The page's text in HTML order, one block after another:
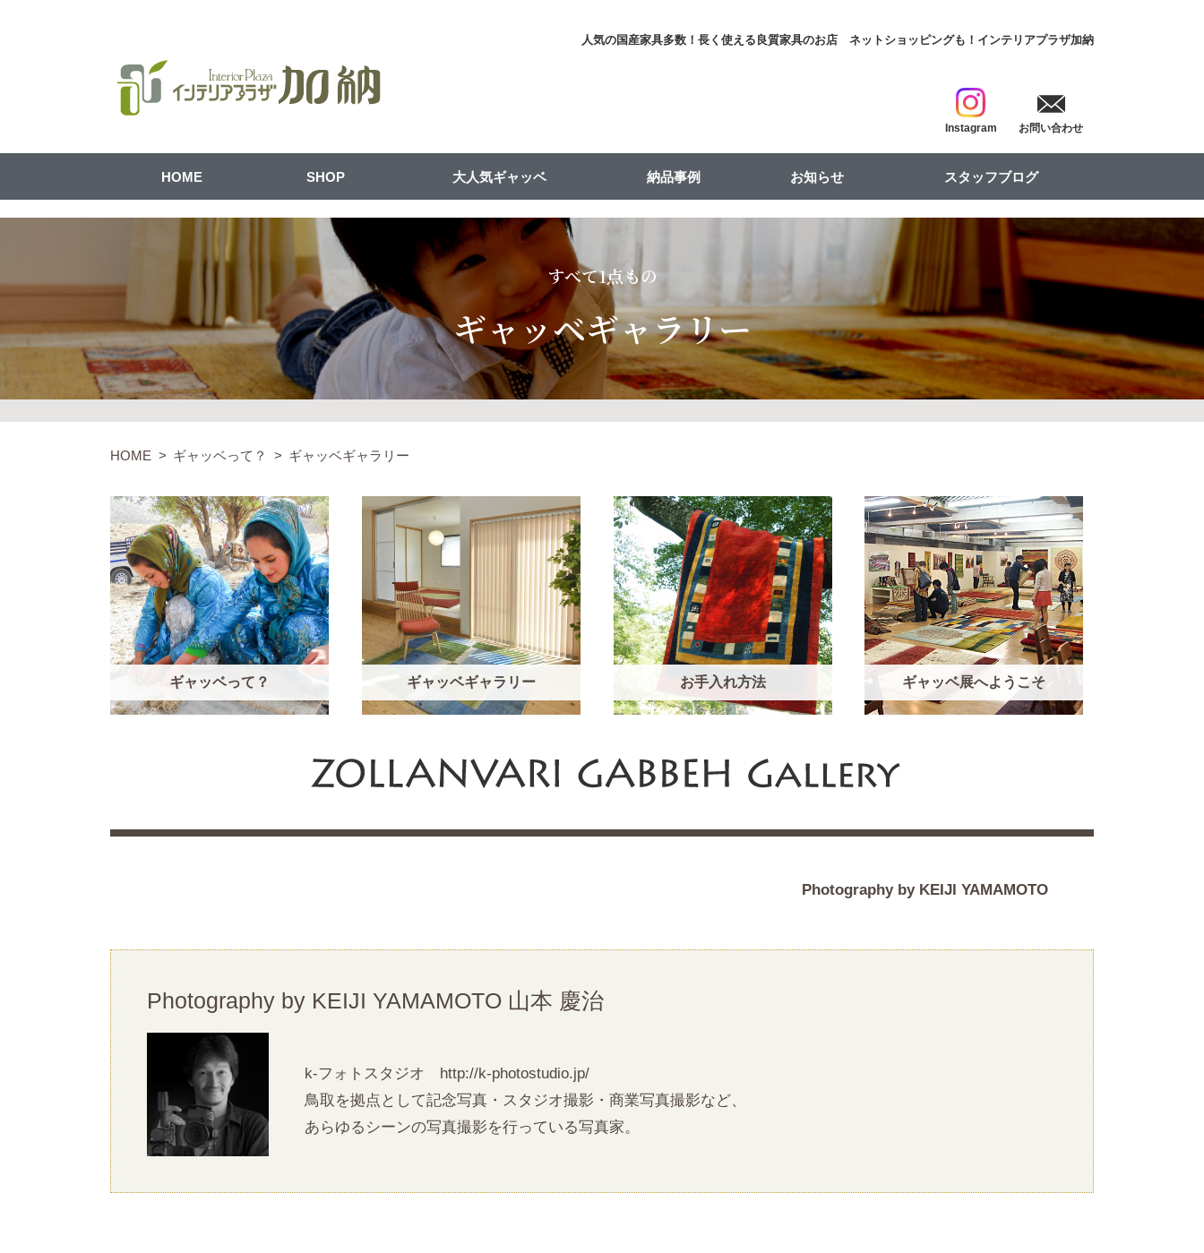
人気の国産家具多数！長く使える良質家具のお店 ネットショッピングも！インテリアプラザ加納
Instagram お問い合わせ
HOME SHOP 大人気ギャッベ 納品事例 お知らせ スタッフブログ
すべて1点もの
ギャッベギャラリー
HOME ギャッベって？ ギャッベギャラリー
ギャッベって？ ギャッベギャラリー お手入れ方法 ギャッベ展へようこそ
Photography by KEIJI YAMAMOTO
Photography by KEIJI YAMAMOTO 山本 慶治
k-フォトスタジオ http://k-photostudio.jp/
鳥取を拠点として記念写真・スタジオ撮影・商業写真撮影など、
あらゆるシーンの写真撮影を行っている写真家。